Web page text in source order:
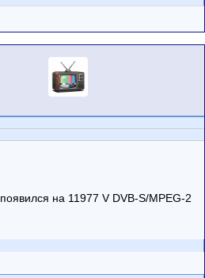
появился на 11977 V DVB-S/MPEG-2